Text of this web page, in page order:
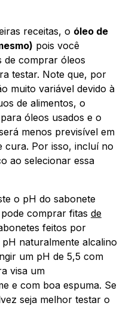
receitas, o óleo de
pois você
de comprar óleos
testar. Note que, por
muito variável devido à
de alimentos, o
óleos usados e o
menos previsível em
cura. Por isso, incluí no
ao selecionar essa
o pH do sabonete
comprar fitas de
feitos por
naturalmente alcalino
um pH de 5,5 com
visa um
e com boa espuma. Se
seja melhor testar o